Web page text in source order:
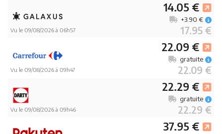
Vu le 09/08/2026 à 06h57
14.05 €
17.95 €
+3.90 €
Vu le 09/08/2026 à 09h47
22.09 €
22.09 €
gratuite
Vu le 09/08/2026 à 09h46
22.29 €
22.29 €
gratuite
37.95 €